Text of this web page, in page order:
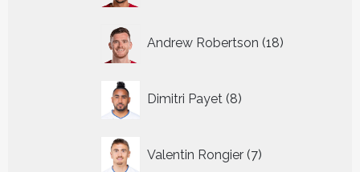
Andrew Robertson 18
producten
Dimitri Payet 8
producten
Valentin Rongier 7
producten